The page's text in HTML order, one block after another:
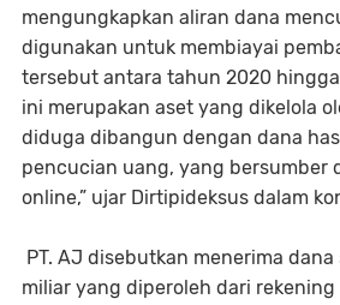
mengungkapkan aliran dana
digunakan untuk membiayai
tersebut antara tahun 2020 hingga
ini merupakan aset yang dikelola
diduga dibangun dengan dana
pencucian uang, yang bersumber
online,” ujar Dirtipideksus dalam
PT. AJ disebutkan menerima dana
miliar yang diperoleh dari